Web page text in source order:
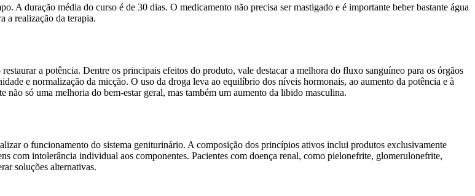
A duração média do curso é de 30 dias. O medicamento não precisa ser mastigado e é importante beber bastante água
a realização da terapia.
a potência. Dentre os principais efeitos do produto, vale destacar a melhora do fluxo sanguíneo para os órgãos
e normalização da micção. O uso da droga leva ao equilíbrio dos níveis hormonais, ao aumento da potência e à
só uma melhoria do bem-estar geral, mas também um aumento da libido masculina.
o funcionamento do sistema geniturinário. A composição dos princípios ativos inclui produtos exclusivamente
com intolerância individual aos componentes. Pacientes com doença renal, como pielonefrite, glomerulonefrite,
soluções alternativas.